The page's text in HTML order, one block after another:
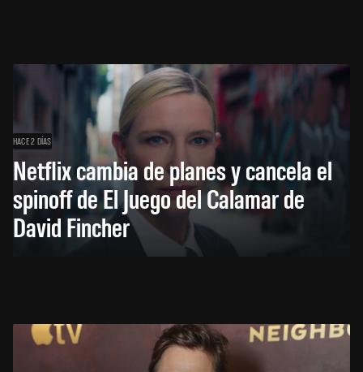
HACE 2 DÍAS
Netflix cambia de planes y cancela el
spinoff de El Juego del Calamar de
David Fincher